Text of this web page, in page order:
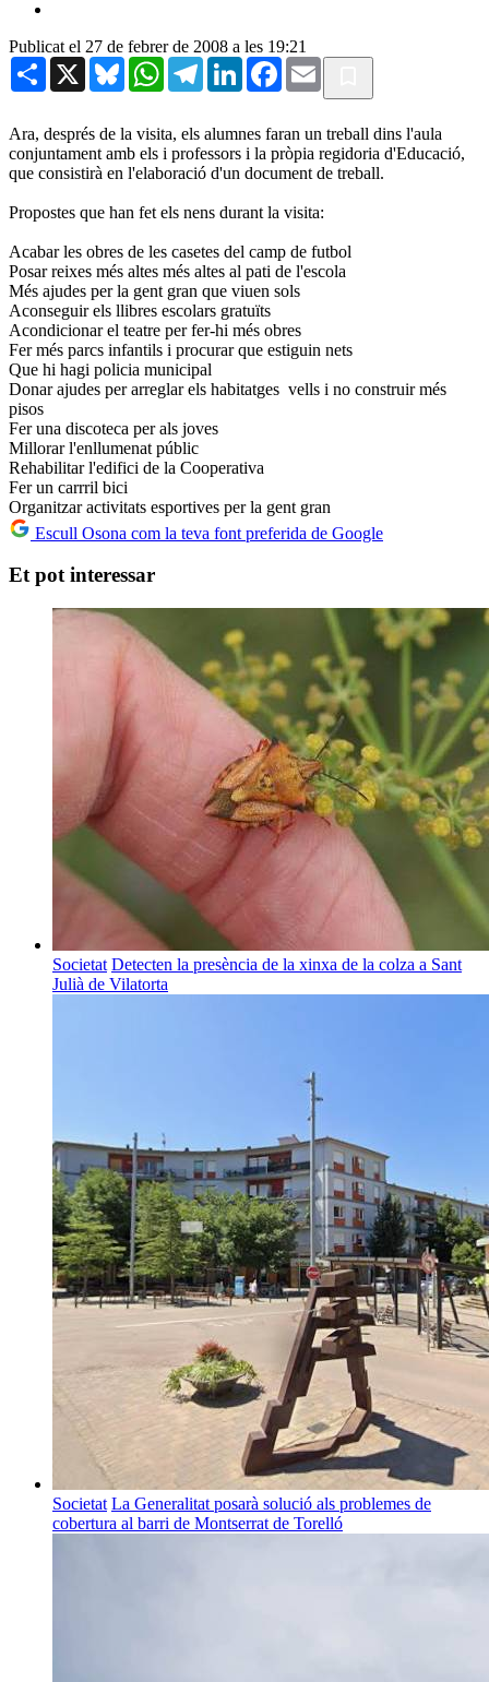
Publicat el 27 de febrer de 2008 a les 19:21
Share X BlueskyWhatsAppTelegramLinkedInFacebook
Email
Ara, després de la visita, els alumnes faran un treball dins l'aula
conjuntament amb els i professors i la pròpia regidoria d'Educació,
que consistirà en l'elaboració d'un document de treball.
Propostes que han fet els nens durant la visita:
Acabar les obres de les casetes del camp de futbol
Posar reixes més altes més altes al pati de l'escola
Més ajudes per la gent gran que viuen sols
Aconseguir els llibres escolars gratuïts
Acondicionar el teatre per fer-hi més obres
Fer més parcs infantils i procurar que estiguin nets
Que hi hagi policia municipal
Donar ajudes per arreglar els habitatges vells i no construir més
pisos
Fer una discoteca per als joves
Millorar l'enllumenat públic
Rehabilitar l'edifici de la Cooperativa
Fer un carrril bici
Organitzar activitats esportives per la gent gran
Escull Osona com la teva font preferida de Google
Et pot interessar
Societat Detecten la presència de la xinxa de la colza a Sant
Julià de Vilatorta
Societat La Generalitat posarà solució als problemes de
cobertura al barri de Montserrat de Torelló